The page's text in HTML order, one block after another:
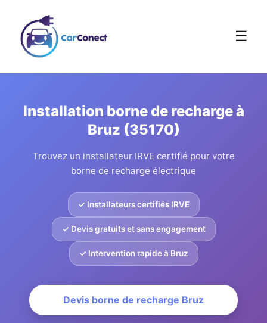
☰
Installation borne de recharge à
Bruz (35170)
Trouvez un installateur IRVE certifié pour votre
borne de recharge électrique
✓ Installateurs certifiés IRVE
✓ Devis gratuits et sans engagement
✓ Intervention rapide à Bruz
Devis borne de recharge Bruz